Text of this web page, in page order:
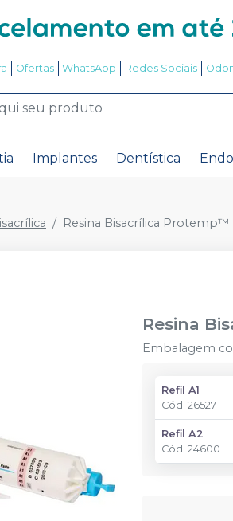
Ofertas WhatsApp Redes Sociais
Implantes Dentística
Resina Bisacrílica Protemp™
Resina
Embalagem
Refil A1
Cód.26527
Refil A2
Cód.24600